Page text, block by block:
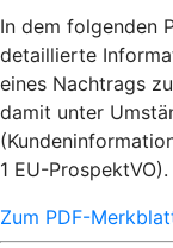
In dem folgenden
detaillierte
eines Nachtrags
damit unter
1 EU-ProspektVO).
Zum PDF-